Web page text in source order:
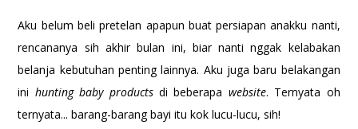
Aku belum beli pretelan apapun buat persiapan anakku nanti,
rencananya sih akhir bulan ini, biar nanti nggak kelabakan
belanja kebutuhan penting lainnya. Aku juga baru belakangan
ini hunting baby productsdi beberapa website. Ternyata oh
ternyata... barang-barang bayi itu kok lucu-lucu, sih!